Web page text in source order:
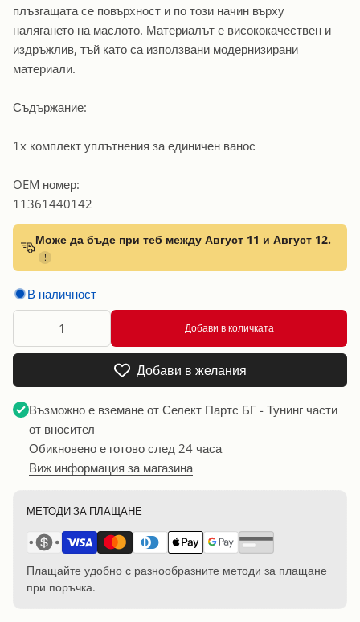
плъзгащата се повърхност и по този начин върху
налягането на маслото. Материалът е висококачествен и
издръжлив, тъй като са използвани модернизирани
материали.
Съдържание:
1x комплект уплътнения за единичен ванос
OEM номер:
11361440142
Може да бъде при теб между Август 11 и Август 12.
!
В наличност
Добави в количката
Добави в желания
Възможно е вземане отСелект Партс БГ - Тунинг части
от вносител
Обикновено е готово след 24 часа
Виж информация за магазина
МЕТОДИ ЗА ПЛАЩАНЕ
Плащайте удобно с разнообразните методи за плащане
при поръчка.